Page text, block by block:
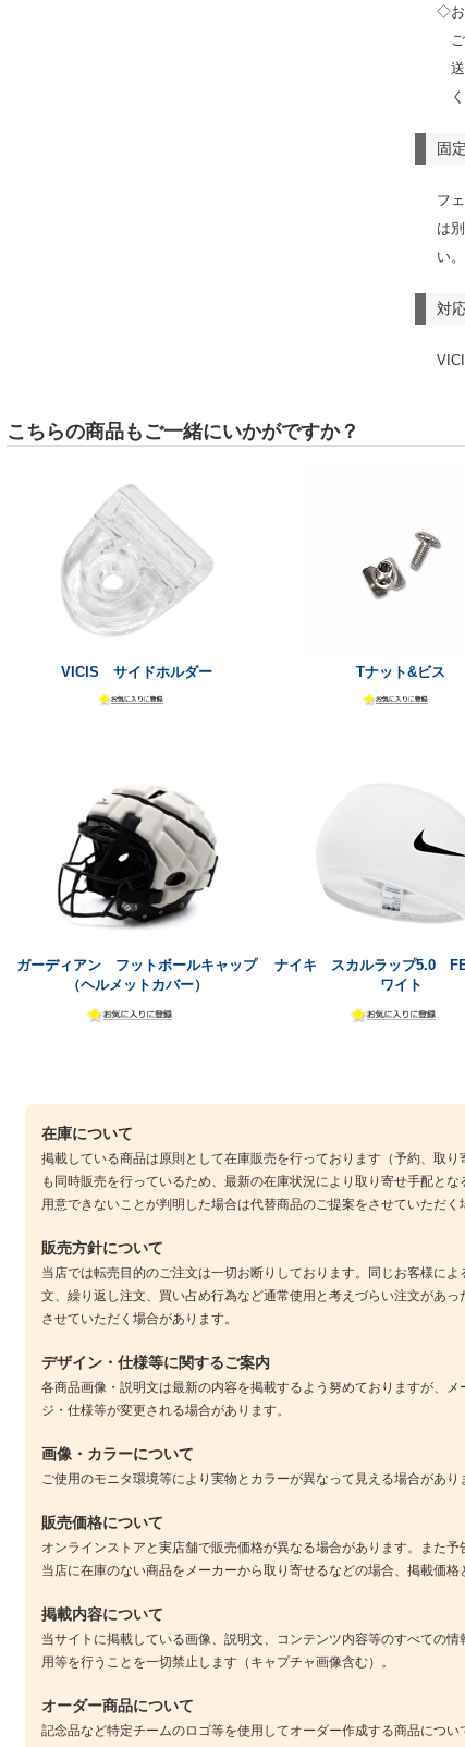
◇お
固
フ
は
い。
対
こちらの商品もご一緒にいかがですか？
VICIS サイドホルダー Tナット&ビス
ガーディアン フットボールキャップ
（ヘルメットカバー）
ナイキ スカルラップ5.0
ワイト
在庫について
掲載している商品は原則として在庫販売を行っております（予約、取
も同時販売を行っているため、最新の在庫状況により取り寄せ手配と
用意できないことが判明した場合は代替商品のご提案をさせていただく
販売方針について
当店では転売目的のご注文は一切お断りしております。同じお客様に
文、繰り返し注文、買い占め行為など通常使用と考えづらい注文があ
させていただく場合があります。
デザイン・仕様等に関するご案内
各商品画像・説明文は最新の内容を掲載するよう努めておりますが、
ジ・仕様等が変更される場合があります。
画像・カラーについて
ご使用のモニタ環境等により実物とカラーが異なって見える場合があり
販売価格について
オンラインストアと実店舗で販売価格が異なる場合があります。また予
当店に在庫のない商品をメーカーから取り寄せるなどの場合、掲載価格
掲載内容について
当サイトに掲載している画像、説明文、コンテンツ内容等のすべての
用等を行うことを一切禁止します（キャプチャ画像含む）。
オーダー商品について
記念品など特定チームのロゴ等を使用してオーダー作成する商品につ